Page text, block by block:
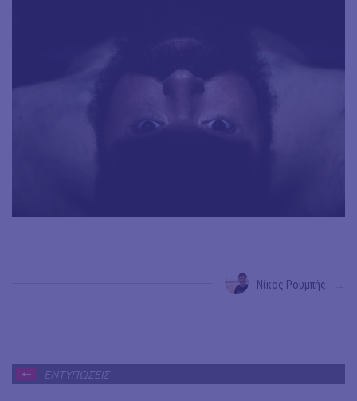
Νίκος Ρουμπής
ΕΝΤΥΠΩΣΕΙΣ